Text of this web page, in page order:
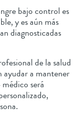
bajo control es
y es aún más
diagnosticadas
de la salud
ayudar a mantener
será